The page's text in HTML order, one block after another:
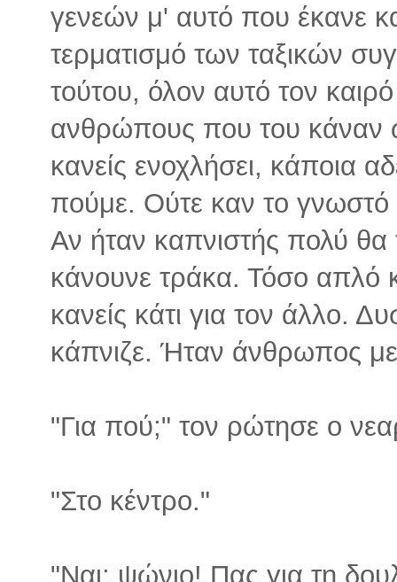
γενεών μ' αυτό που έκανε
τερματισμό των ταξικών
τούτου, όλον αυτό τον
ανθρώπους που του κάναν
κανείς ενοχλήσει, κάποια
πούμε. Ούτε καν το γνωστό
Αν ήταν καπνιστής πολύ θα
κάνουνε τράκα. Τόσο απλό
κανείς κάτι για τον άλλο.
κάπνιζε. Ήταν άνθρωπος
"Για πού;" τον ρώτησε ο
"Στο κέντρο."
"Ναι; ψώνιο! Πας για τη